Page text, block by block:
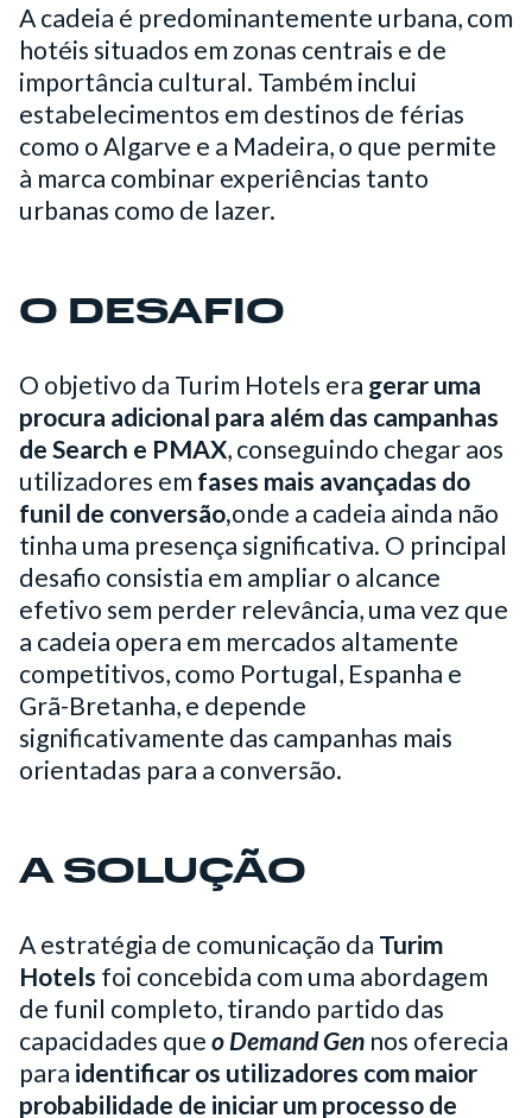
A cadeia é predominantemente urbana, com
hotéis situados em zonas centrais e de
importância cultural. Também inclui
estabelecimentos em destinos de férias
como o Algarve e a Madeira, o que permite
à marca combinar experiências tanto
urbanas como de lazer.
O DESAFIO
O objetivo da Turim Hotels era gerar uma
procura adicional para além das campanhas
de Search e PMAX, conseguindo chegar aos
utilizadores em fases mais avançadas do
funil de conversão,onde a cadeia ainda não
tinha uma presença significativa. O principal
desafio consistia em ampliar o alcance
efetivo sem perder relevância, uma vez que
a cadeia opera em mercados altamente
competitivos, como Portugal, Espanha e
Grã-Bretanha, e depende
significativamente das campanhas mais
orientadas para a conversão.
A SOLUÇÃO
A estratégia de comunicação da Turim
Hotels foi concebida com uma abordagem
de funil completo, tirando partido das
capacidades queo Demand Gen nos oferecia
para identificar os utilizadores com maior
probabilidade de iniciar um processo de